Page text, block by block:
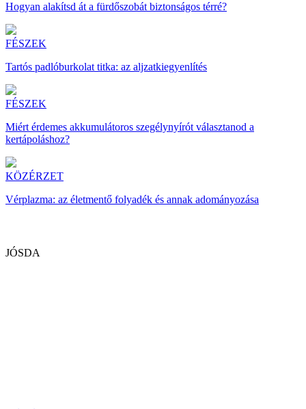
Hogyan alakítsd át a fürdőszobát biztonságos térré?
FÉSZEK
Tartós padlóburkolat titka: az aljzatkiegyenlítés
FÉSZEK
Miért érdemes akkumulátoros szegélynyírót választanod a
kertápoláshoz?
KÖZÉRZET
Vérplazma: az életmentő folyadék és annak adományozása
JÓSDA